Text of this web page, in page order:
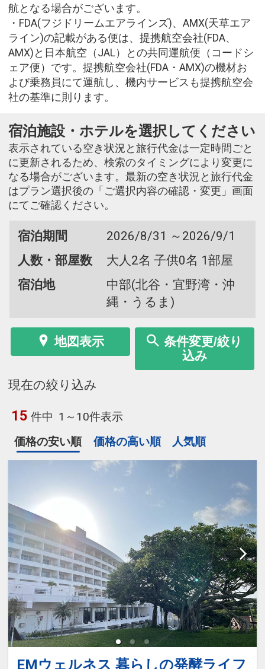
航となる場合がございます。
・FDA(フジドリームエアラインズ)、AMX(天草エア
ライン)の記載がある便は、提携航空会社(FDA、
AMX)と日本航空（JAL）との共同運航便（コードシ
ェア便）です。提携航空会社(FDA・AMX)の機材お
よび乗務員にて運航し、機内サービスも提携航空会
社の基準に則ります。
宿泊施設・ホテルを選択してください
表示されている空き状況と旅行代金は一定時間ごと
に更新されるため、検索のタイミングにより変更に
なる場合がございます。最新の空き状況と旅行代金
はプラン選択後の「ご選択内容の確認・変更」画面
にてご確認ください。
宿泊期間
2026/8/31 ～2026/9/1
人数・部屋数
大人2名 子供0名 1部屋
宿泊地
中部(北谷・宜野湾・沖
縄・うるま)
地図表示
条件変更/絞り
込み
現在の絞り込み
15 件中 1～10件表示
価格の安い順
価格の高い順 人気順
EMウェルネス 暮らしの発酵ライフ